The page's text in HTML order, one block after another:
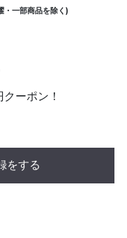
・一部商品を除く)
ーポン！
をする